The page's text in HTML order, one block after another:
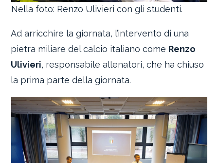
Nella foto: Renzo Ulivieri con gli studenti.
Ad arricchire la giornata, l’intervento di una
pietra miliare del calcio italiano come Renzo
Ulivieri, responsabile allenatori, che ha chiuso
la prima parte della giornata.